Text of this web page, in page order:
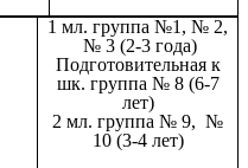
1 мл. группа №1, № 2,
№ 3 (2-3 года)
Подготовительная к
шк. группа № 8 (6-7
лет)
2 мл. группа № 9, №
10 (3-4 лет)